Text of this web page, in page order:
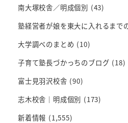
南大塚校舎／明成個別 (43)
塾経営者が娘を東大に入れるまで
大学調べのまとめ (10)
子育て塾長づかっちのブログ (18)
富士見羽沢校舎 (90)
志木校舎｜明成個別 (173)
新着情報 (1,555)